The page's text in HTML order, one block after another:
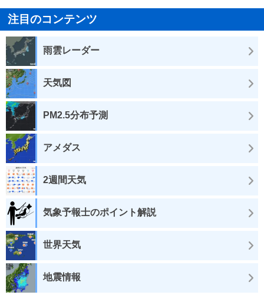
注目のコンテンツ
雨雲レーダー
天気図
PM2.5分布予測
アメダス
2週間天気
気象予報士のポイント解説
世界天気
地震情報